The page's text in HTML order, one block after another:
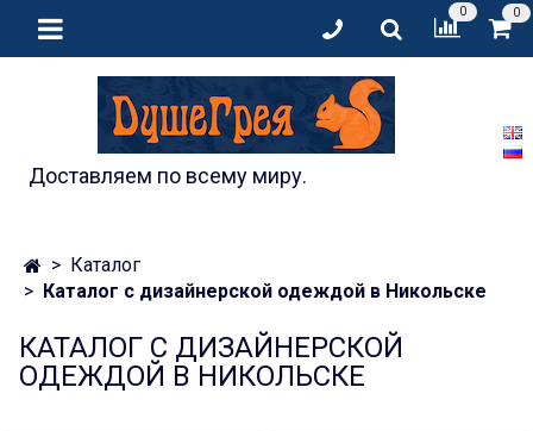
0 0
Доставляем по всему миру.
Каталог
Каталог с дизайнерской одеждой в Никольске
КАТАЛОГ С ДИЗАЙНЕРСКОЙ
ОДЕЖДОЙ В НИКОЛЬСКЕ